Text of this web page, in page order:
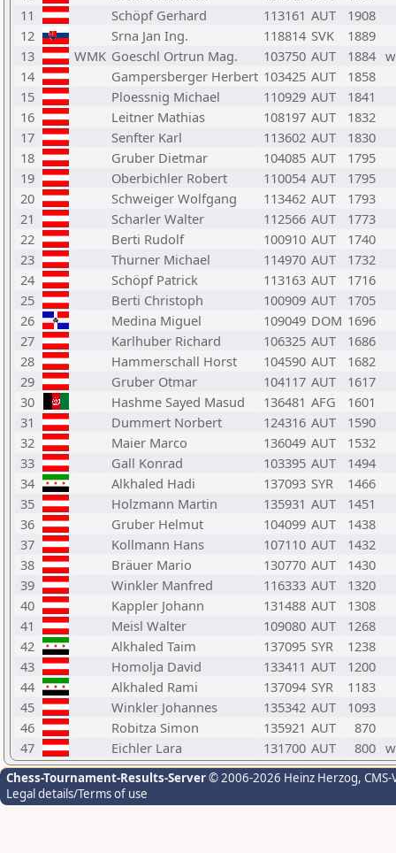
11
Schöpf Gerhard 113161 AUT
1908
12
Srna Jan Ing. 118814 SVK
1889
13
WMK Goeschl Ortrun Mag. 103750 AUT 1884 w
14
Gampersberger Herbert 103425 AUT
1858
15
Ploessnig Michael 110929 AUT
1841
16
Leitner Mathias 108197 AUT
1832
17
Senfter Karl 113602 AUT
1830
18
Gruber Dietmar 104085 AUT
1795
19
Oberbichler Robert 110054 AUT
1795
20
Schweiger Wolfgang 113462 AUT
1793
21
Scharler Walter 112566 AUT
1773
22
Berti Rudolf 100910 AUT
1740
23
Thurner Michael 114970 AUT
1732
24
Schöpf Patrick 113163 AUT
1716
25
Berti Christoph 100909 AUT
1705
26
Medina Miguel 109049 DOM 1696
27
Karlhuber Richard 106325 AUT
1686
28
Hammerschall Horst 104590 AUT
1682
29
Gruber Otmar 104117 AUT
1617
30
Hashme Sayed Masud 136481 AFG
1601
31
Dummert Norbert 124316 AUT
1590
32
Maier Marco 136049 AUT
1532
33
Gall Konrad 103395 AUT
1494
34
Alkhaled Hadi 137093 SYR
1466
35
Holzmann Martin 135931 AUT
1451
36
Gruber Helmut 104099 AUT
1438
37
Kollmann Hans 107110 AUT
1432
38
Bräuer Mario 130770 AUT
1430
39
Winkler Manfred 116333 AUT
1320
40
Kappler Johann 131488 AUT
1308
41
Meisl Walter 109080 AUT
1268
42
Alkhaled Taim 137095 SYR
1238
43
Homolja David 133411 AUT
1200
44
Alkhaled Rami 137094 SYR
1183
45
Winkler Johannes 135342 AUT
1093
46
Robitza Simon 135921 AUT
870
47
Eichler Lara 131700 AUT 800 w
Chess-Tournament-Results-Server© 2006-2026 Heinz Herzog,
Legal details/Terms of use